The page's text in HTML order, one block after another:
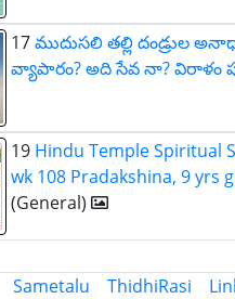
17ముదుసలి తల్లి దండ్రుల
వ్యాపారం? అది సేవ నా? విరాళం
19 Hindu Temple Spiritual
wk 108 Pradakshina, 9 yrs
(General)
Sametalu ThidhiRasi